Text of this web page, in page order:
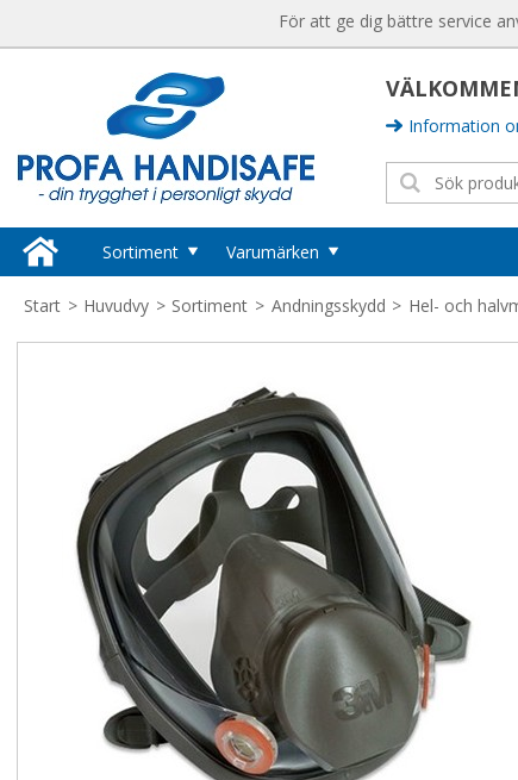
För att ge dig bättre service
Information
Sortiment
Huvudskydd
Hörselproppar
Hörselkåpor
Ögonskydd
Skyddsglasögon
Korgglasögon
Svetsglasögon
Ögonskydd Övrigt/ Ögondusch
Andningsskydd
Varumärken
Sika Footwear
Ansell
Start > Huvudvy > Sortiment > Andningsskydd > Hel- och